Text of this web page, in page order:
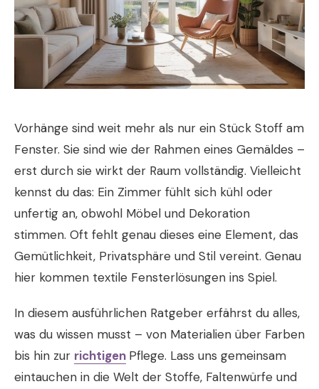
Vorhänge sind weit mehr als nur ein Stück Stoff am
Fenster. Sie sind wie der Rahmen eines Gemäldes –
erst durch sie wirkt der Raum vollständig. Vielleicht
kennst du das: Ein Zimmer fühlt sich kühl oder
unfertig an, obwohl Möbel und Dekoration
stimmen. Oft fehlt genau dieses eine Element, das
Gemütlichkeit, Privatsphäre und Stil vereint. Genau
hier kommen textile Fensterlösungen ins Spiel.
In diesem ausführlichen Ratgeber erfährst du alles,
was du wissen musst – von Materialien über Farben
bis hin zur richtigen Pflege. Lass uns gemeinsam
eintauchen in die Welt der Stoffe, Faltenwürfe und